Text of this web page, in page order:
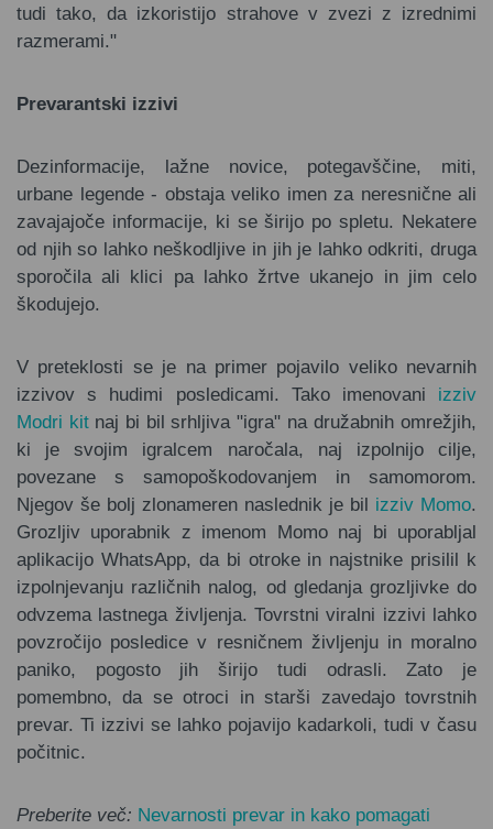
tudi tako, da izkoristijo strahove v zvezi z izrednimi
razmerami."
Prevarantski izzivi
Dezinformacije, lažne novice, potegavščine, miti,
urbane legende - obstaja veliko imen za neresnične ali
zavajajoče informacije, ki se širijo po spletu. Nekatere
od njih so lahko neškodljive in jih je lahko odkriti, druga
sporočila ali klici pa lahko žrtve ukanejo in jim celo
škodujejo.
V preteklosti se je na primer pojavilo veliko nevarnih
izzivov s hudimi posledicami. Tako imenovani izziv
Modri kit naj bi bil srhljiva "igra" na družabnih omrežjih,
ki je svojim igralcem naročala, naj izpolnijo cilje,
povezane s samopoškodovanjem in samomorom.
Njegov še bolj zlonameren naslednik je bil izziv Momo.
Grozljiv uporabnik z imenom Momo naj bi uporabljal
aplikacijo WhatsApp, da bi otroke in najstnike prisilil k
izpolnjevanju različnih nalog, od gledanja grozljivke do
odvzema lastnega življenja. Tovrstni viralni izzivi lahko
povzročijo posledice v resničnem življenju in moralno
paniko, pogosto jih širijo tudi odrasli. Zato je
pomembno, da se otroci in starši zavedajo tovrstnih
prevar. Ti izzivi se lahko pojavijo kadarkoli, tudi v času
počitnic.
Preberite več: Nevarnosti prevar in kako pomagati